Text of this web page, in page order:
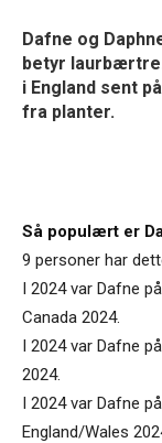
Dafne og
betyr
i England sent
fra planter.
Så populært er
9 personer har
I 2024 var Dafne
Canada 2024.
I 2024 var Dafne
2024.
I 2024 var Dafne
England/Wales